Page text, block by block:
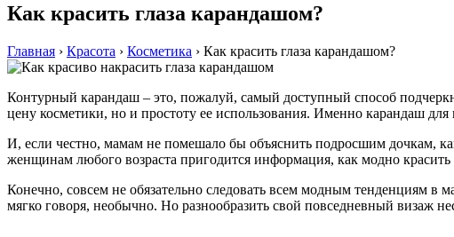
Как красить глаза карандашом?
Главная › Красота › Косметика › Как красить глаза карандашом?
Контурный карандаш – это, пожалуй, самый доступный способ
цену косметики, но и простоту ее использования. Именно карандаш
И, если честно, мамам не помешало бы объяснить подросшим дочкам,
женщинам любого возраста пригодится информация, как модно красить
Конечно, совсем не обязательно следовать всем модным тенденциям
мягко говоря, необычно. Но разнообразить свой повседневный визаж